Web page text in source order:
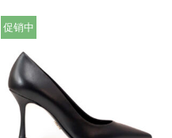
促销中